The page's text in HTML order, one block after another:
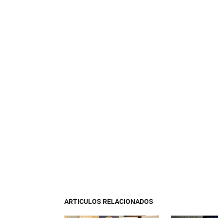
ARTICULOS RELACIONADOS